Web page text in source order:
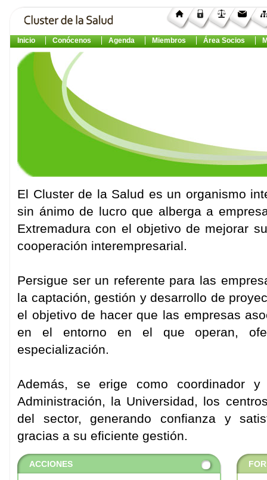
Inicio Conócenos Agenda Miembros Área Socios
El Cluster de la Salud es un organismo
sin ánimo de lucro que alberga a
Extremadura con el objetivo de mejorar
cooperación interempresarial.
Persigue ser un referente para las
la captación, gestión y desarrollo de
el objetivo de hacer que las empresas
en el entorno en el que operan,
especialización.
Además, se erige como coordinador
Administración, la Universidad, los
del sector, generando confianza y
gracias a su eficiente gestión.
ACCIONES